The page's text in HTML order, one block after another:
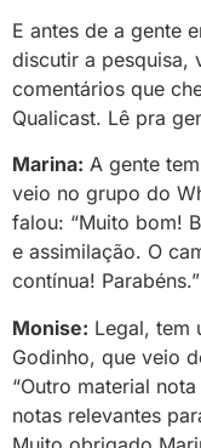
E antes de a gente
discutir a pesquisa,
comentários que
Qualicast. Lê pra
Marina: A gente
veio no grupo do
falou: “Muito bom!
e assimilação. O
contínua! Parabéns.”
Monise: Legal, tem
Godinho, que veio
“Outro material
notas relevantes